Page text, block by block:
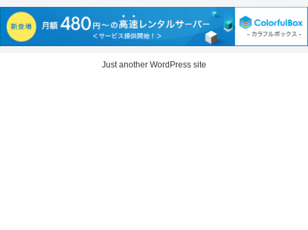
Just another WordPress site